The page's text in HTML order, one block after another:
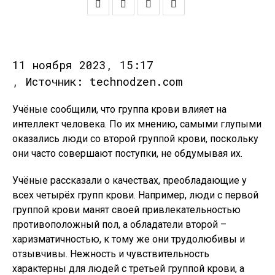
11 ноября 2023, 15:17
, Источник: technodzen.com
Учёные сообщили, что группа крови влияет на
интеллект человека. По их мнению, самыми глупыми
оказались люди со второй группой крови, поскольку
они часто совершают поступки, не обдумывая их.
Учёные рассказали о качествах, преобладающие у
всех четырёх групп крови. Например, люди с первой
группой крови манят своей привлекательностью
противоположный пол, а обладатели второй –
харизматичностью, к тому же они трудолюбивы и
отзывчивы. Нежность и чувствительность
характерны для людей с третьей группой крови, а